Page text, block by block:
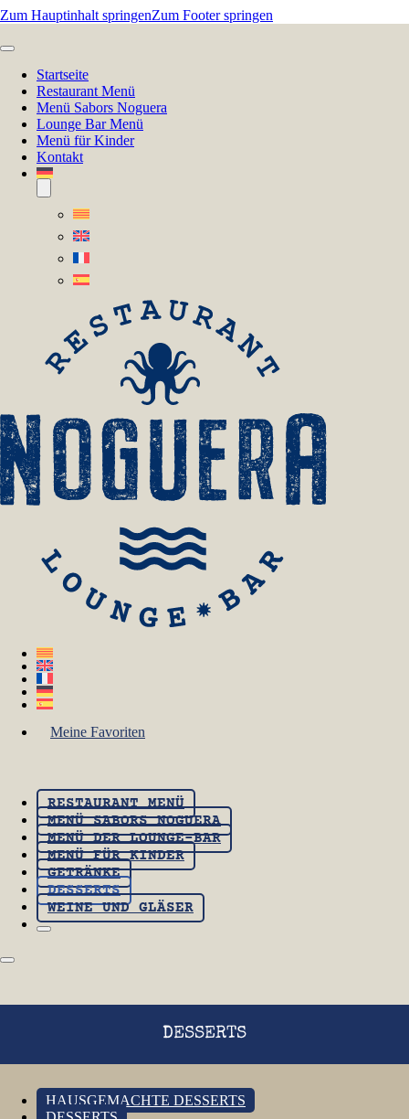
Zum Hauptinhalt springenZum Footer springen
Startseite
Restaurant Menü
Menü Sabors Noguera
Lounge Bar Menü
Menü für Kinder
Kontakt
Meine Favoriten
RESTAURANT MENÜ
MENÜ SABORS NOGUERA
MENÜ DER LOUNGE-BAR
MENÜ FÜR KINDER
GETRÄNKE
DESSERTS
WEINE UND GLÄSER
DESSERTS
HAUSGEMACHTE DESSERTS